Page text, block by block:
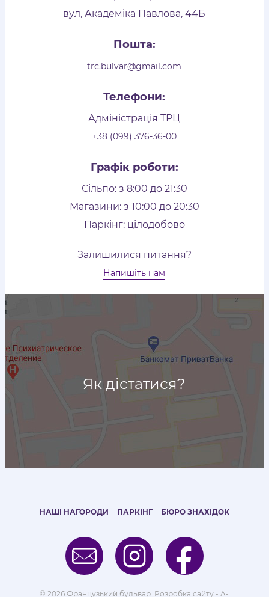
вул, Академіка Павлова, 44Б
Пошта:
trc.bulvar@gmail.com
Телефони:
Адміністрація ТРЦ
+38 (099) 376-36-00
Графік роботи:
Сільпо: з 8:00 до 21:30
Магазини: з 10:00 до 20:30
Паркінг: цілодобово
Залишилися питання?
Напишіть нам
Як дістатися?
НАШІ НАГОРОДИ ПАРКІНГ БЮРО ЗНАХІДОК
© 2026 Французький бульвар. Розробка сайту - A-